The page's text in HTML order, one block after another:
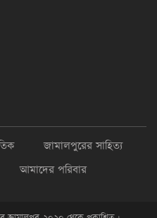
জামালপুরের সাহিত্য
আমাদের পরিবার